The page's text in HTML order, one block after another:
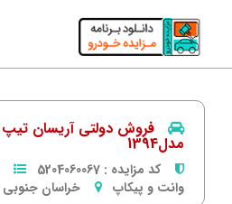
مدل1394
کد مزایده : 5204060067
وانت و پیکاپ
خراسان جنوبی